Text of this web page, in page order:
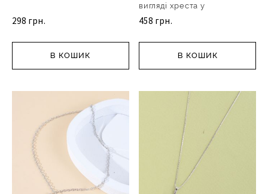
298 грн.
В КОШИК
вигляді хреста у
458 грн.
В КОШИК